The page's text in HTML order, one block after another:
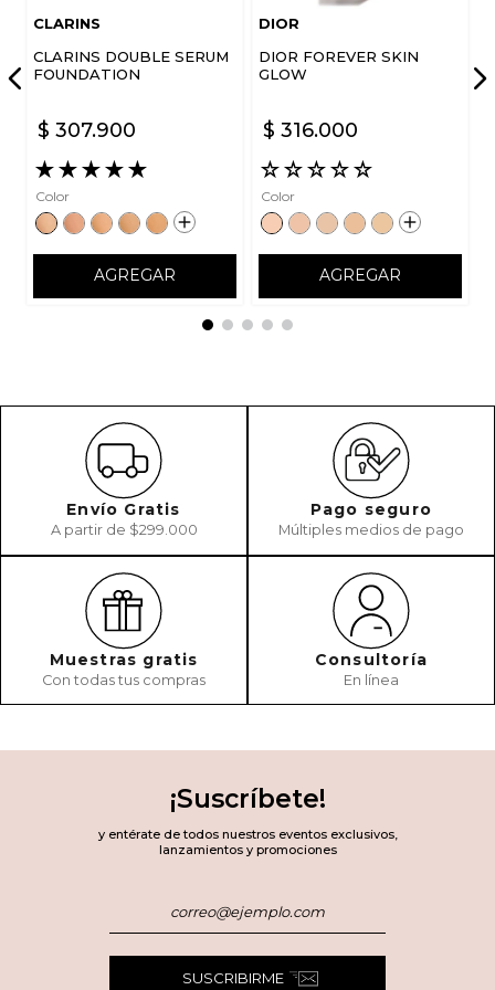
CLARINS
CLARINS DOUBLE SERUM
FOUNDATION
$ 307.900
★★★★★
Color
AGREGAR
DIOR
DIOR FOREVER SKIN
GLOW
$ 316.000
☆☆☆☆☆
Color
AGREGAR
Envío Gratis
A partir de $299.000
Pago seguro
Múltiples medios de pago
Muestras gratis
Con todas tus compras
Consultoría
En línea
¡Suscríbete!
y entérate de todos nuestros eventos exclusivos,
lanzamientos y promociones
SUSCRIBIRME